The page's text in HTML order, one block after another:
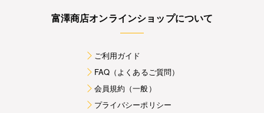
富澤商店オンラインショップについて
ご利用ガイド
FAQ（よくあるご質問）
会員規約（一般）
プライバシーポリシー